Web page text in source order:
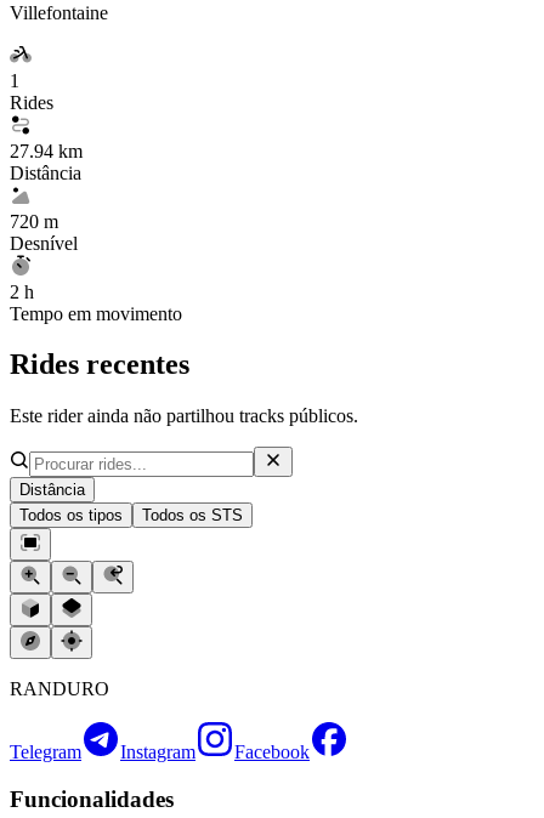
Villefontaine
1
Rides
27.94 km
Distância
720 m
Desnível
2 h
Tempo em movimento
Rides recentes
Este rider ainda não partilhou tracks públicos.
Distância
Todos os tipos
Todos os STS
RANDURO
Telegram Instagram Facebook
Funcionalidades